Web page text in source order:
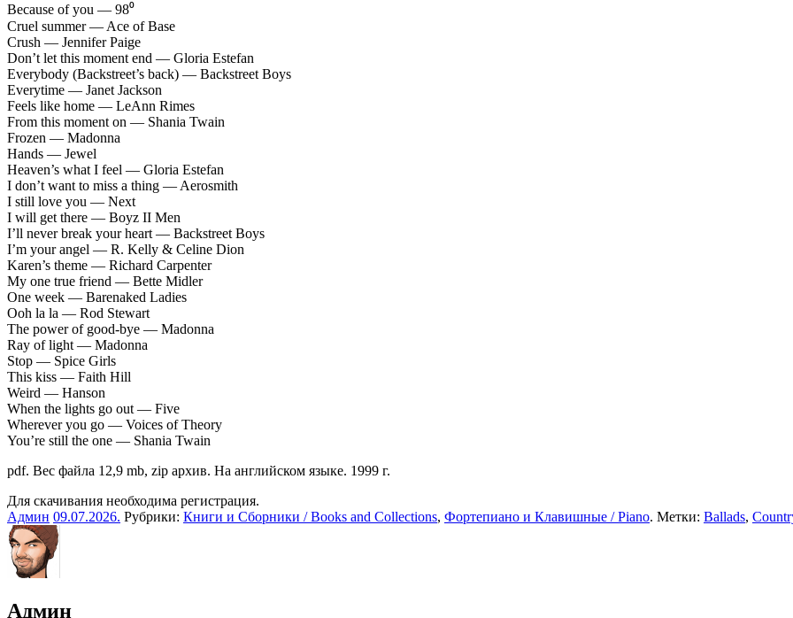
Because of you — 98⁰
Cruel summer — Ace of Base
Crush — Jennifer Paige
Don’t let this moment end — Gloria Estefan
Everybody (Backstreet’s back) — Backstreet Boys
Everytime — Janet Jackson
Feels like home — LeAnn Rimes
From this moment on — Shania Twain
Frozen — Madonna
Hands — Jewel
Heaven’s what I feel — Gloria Estefan
I don’t want to miss a thing — Aerosmith
I still love you — Next
I will get there — Boyz II Men
I’ll never break your heart — Backstreet Boys
I’m your angel — R. Kelly & Celine Dion
Karen’s theme — Richard Carpenter
My one true friend — Bette Midler
One week — Barenaked Ladies
Ooh la la — Rod Stewart
The power of good-bye — Madonna
Ray of light — Madonna
Stop — Spice Girls
This kiss — Faith Hill
Weird — Hanson
When the lights go out — Five
Wherever you go — Voices of Theory
You’re still the one — Shania Twain
pdf. Вес файла 12,9 mb, zip архив. На английском языке. 1999 г.
Для скачивания необходима регистрация.
Админ 09.07.2026. Рубрики: Книги и Сборники / Books and Collections, Фортепиано и Клавишные / Piano. Метки: Ballads,
Админ